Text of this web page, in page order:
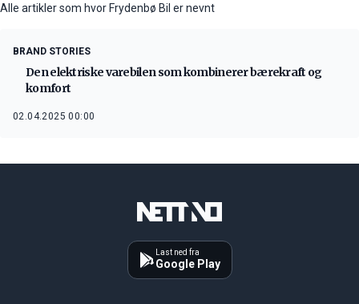
Alle artikler som hvor Frydenbø Bil er nevnt
BRAND STORIES
Den elektriske varebilen som kombinerer bærekraft og
komfort
02.04.2025 00:00
Last ned fra
Google Play